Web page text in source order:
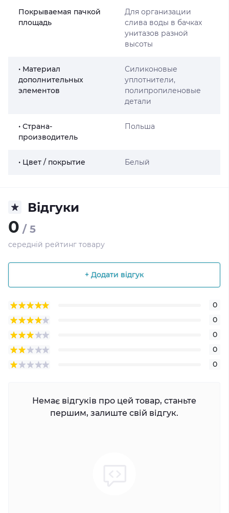
Покрываемая пачкой
площадь
Для организации
слива воды в бачках
унитазов разной
высоты
• Материал
дополнительных
элементов
Силиконовые
уплотнители,
полипропиленовые
детали
• Страна-
производитель
Польша
• Цвет / покрытие Белый
Відгуки
0 / 5
середній рейтинг товару
+ Додати відгук
0
0
0
0
0
Немає відгуків про цей товар, станьте
першим, залиште свій відгук.